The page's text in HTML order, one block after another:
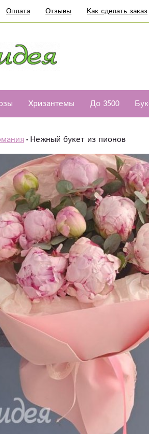
Оплата Отзывы Как сделать заказ
Хризантемы До 3500
Нежный букет из пионов